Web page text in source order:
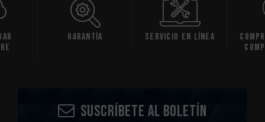
Garantía Servicio en línea
Suscríbete al boletín